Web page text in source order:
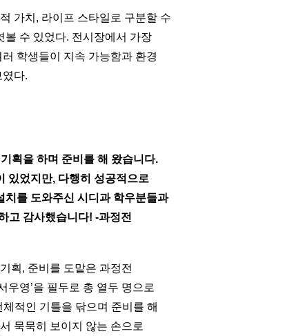
가치, 라이프 스타일로 구분할 수
볼 수 있었다. 전시장에서 가장
학생들이 지속 가능함과 환경
다.
획을 하며 준비를 해 왔습니다.
있었지만, 다행히 성공적으로
치를 도와주신 시디과 학우분들과
고 감사했습니다! -과정전
획, 준비를 도맡은 과정전
우영’을 필두로 총 열두 명으로
적인 기틀을 닦으며 준비를 해
묵묵히 보이지 않는 손으로